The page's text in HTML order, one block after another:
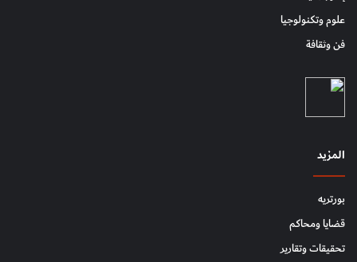
علوم وتكنولوجيا
فن وثقافة
المزيد
بورتريه
قضايا ومحاكم
تحقيقات وتقارير